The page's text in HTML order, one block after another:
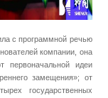
с программной речью
компании, она
первоначальной идеи
замещения»; от
государственных